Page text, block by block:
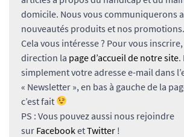
domicile. Nous vous communiquerons
nouveautés produits et nos promotions.
Cela vous intéresse ? Pour vous inscrire,
direction la page d’accueil de notre site.
simplement votre adresse e-mail dans
« Newsletter », en bas à gauche de la
c’est fait
PS : Vous pouvez aussi nous rejoindre
sur FacebooketTwitter !